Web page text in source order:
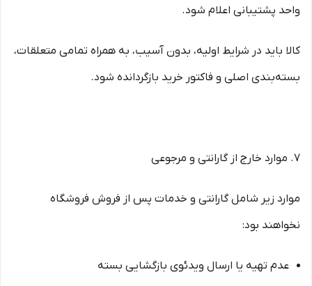
واحد پشتیبانی اعلام شود.
کالا باید در شرایط اولیه، بدون آسیب، به همراه تمامی متعلقات،
بسته‌بندی اصلی و فاکتور خرید بازگردانده شود.
۷. موارد خارج از گارانتی و مرجوعی
موارد زیر شامل گارانتی و خدمات پس از فروش فروشگاه
نخواهند بود:
عدم تهیه یا ارسال ویدئوی بازگشایی بسته